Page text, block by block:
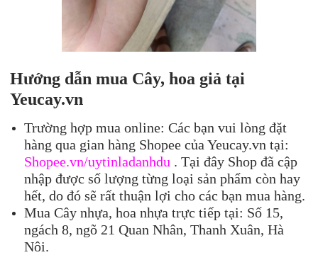
Hướng dẫn mua Cây, hoa giả tại
Yeucay.vn
Trường hợp mua online: Các bạn vui lòng đặt
hàng qua gian hàng Shopee của Yeucay.vn tại:
Shopee.vn/uytinladanhdu . Tại đây Shop đã cập
nhập được số lượng từng loại sản phẩm còn hay
hết, do đó sẽ rất thuận lợi cho các bạn mua hàng.
Mua Cây nhựa, hoa nhựa trực tiếp tại: Số 15,
ngách 8, ngõ 21 Quan Nhân, Thanh Xuân, Hà
Nôi.